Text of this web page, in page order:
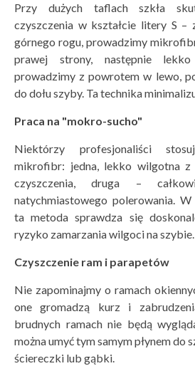
Przy dużych taflach szkła
czyszczenia w kształcie litery S –
górnego rogu, prowadzimy
prawej strony, następnie
prowadzimy z powrotem w lewo,
do dołu szyby. Ta technika
Praca na "mokro-sucho"
Niektórzy profesjonaliści
mikrofibr: jedna, lekko wilgotna z
czyszczenia, druga –
natychmiastowego polerowania.
ta metoda sprawdza się
ryzyko zamarzania wilgoci na szybie.
Czyszczenie ram i parapetów
Nie zapominajmy o ramach
one gromadzą kurz i
brudnych ramach nie będą
można umyć tym samym płynem do
ściereczki lub gąbki.